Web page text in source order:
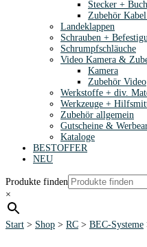
Stecker +
Zubehör
Landeklappen
Schrauben +
Schrumpfschläuche
Video Kamera &
Kamera
Zubehör Video
Werkstoffe + div.
Werkzeuge +
Zubehör allgemein
Gutscheine &
Kataloge
BESTOFFER
NEU
Produkte finden
×
Start > Shop > RC > BEC-Systeme